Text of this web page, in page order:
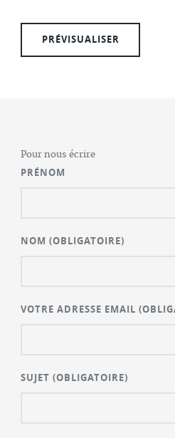
Pour nous écrire
PRÉNOM
NOM(OBLIGATOIRE)
VOTRE ADRESSE EMAIL
SUJET(OBLIGATOIRE)